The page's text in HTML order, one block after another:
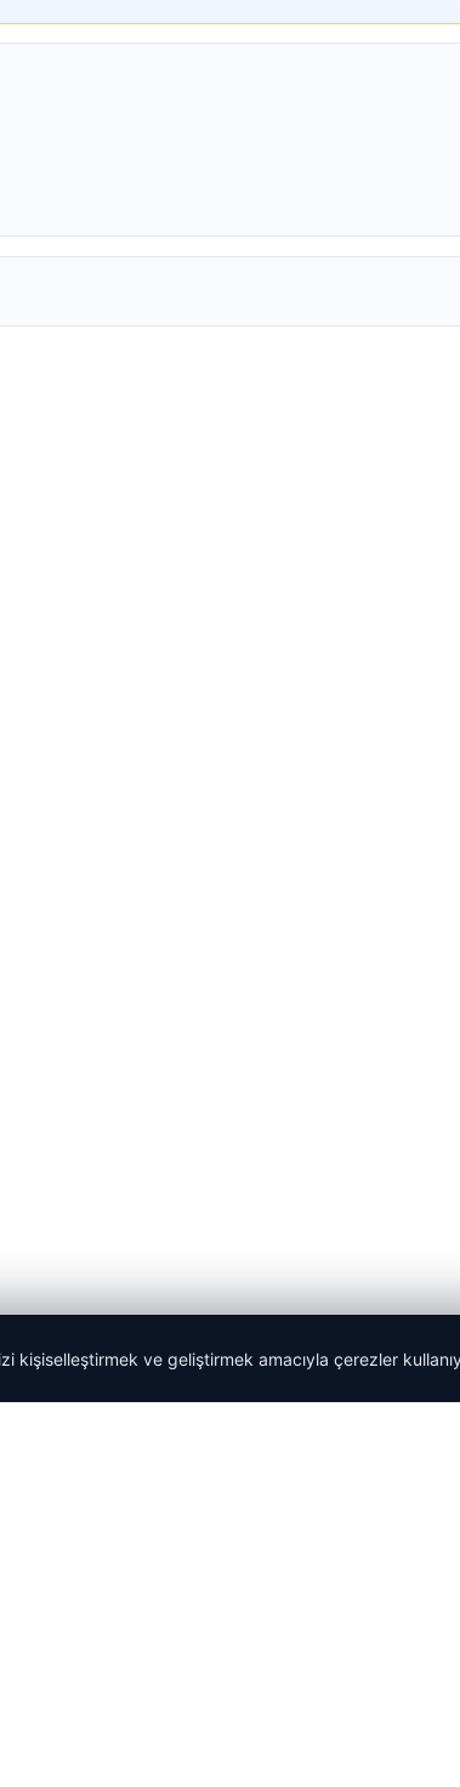
kişiselleştirmek ve geliştirmek amacıyla çerezler